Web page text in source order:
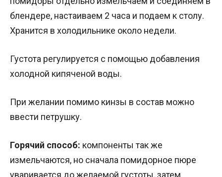
блендере, настаиваем 2 часа и подаем к столу.
Хранится в холодильнике около недели.
Густота регулируется с помощью добавления
холодной кипяченой воды.
При желании помимо кинзы в состав можно
ввести петрушку.
Горячий способ: компоненты так же
измельчаются, но сначала помидорное пюре
уваривается до желаемой густоты, затем